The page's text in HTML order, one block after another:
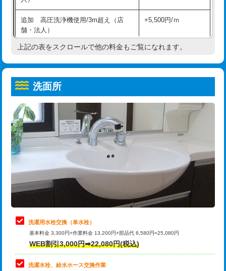
コンクリート斫り（厚さ10㎝超え）
モルタル補修（厚さ10㎝まで） 27,500円
モルタル補修（厚さ10㎝超え） 38,500円
洗面台設置 38,500円
追加人工
廃棄・処分 現場見積
※給水管工事は20mmまでの価格です。
給水管工事※（ホール加工)
給水管工事※（バンド止め) 3,300円
給水管工事※（支持金具設置) 5,500円
給水管工事※（保温材使用（バンド止
め込み）)
5,500円
給水管工事※（土の掘削・埋め戻し作
業)
11,000円
給水管工事※（塩ビ管（VP・HI）使
用/3ｍまで)
33,000円
給水管工事※（塩ビ管（VP・HI）使
用（追加）/3ｍ超え)
給水管工事※（ライニング鋼管・銅
管・ポリ管・HT管使用/3ｍまで)
44,000円
給水管工事※（ライニング鋼管・銅
管・ポリ管・HT管使用/3ｍ超え)
排水管工事（土の掘削・埋め戻し作
業）
追加 高圧洗浄機使用/3m超え（店
舗・法人）
+5,500円/ｍ
高度高圧洗浄換 現地調査
トーラー機使用/3mまで
追加トーラー機使用/3m超え +3,300円
カメラ調査 33,000円
桝清掃
止水・漏水調査・防水処理・清掃・修
理・調整・分解・加工など（軽作業）
11,000円
止水・漏水調査・防水処理・清掃・修
理・調整・分解・加工など（中作業）
22,000円
止水・漏水調査・防水処理・清掃・修
理・調整・分解・加工など（重作業）
33,000円
キッチンタンク脱着
上記の表をスクロールで他の料金もご覧になれます。
洗面所
洗濯用水栓交換（単水栓）
基本料金 3,300円+作業料金 13,200円+部品代 8,580円=25,080円
WEB割引3,000円➡22,080円(税込)
洗濯水栓、給水ホース交換作業